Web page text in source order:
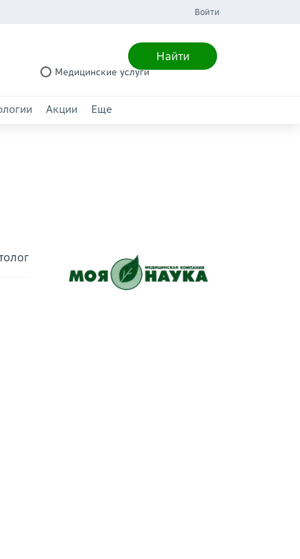
Войти
Найти
Медицинские услуги
Акции Еще